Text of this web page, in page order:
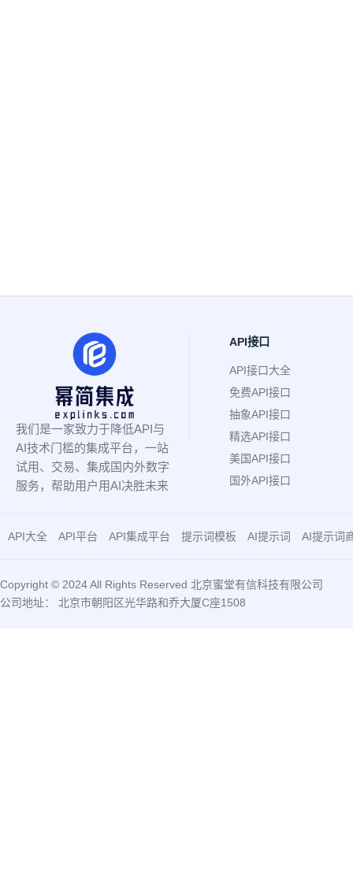
我们是一家致力于降低API与
AI技术门槛的集成平台，一站
试用、交易、集成国内外数字
服务，帮助用户用AI决胜未来
API接口
API接口大全
免费API接口
抽象API接口
精选API接口
美国API接口
国外API接口
API大全 API平台 API集成平台 提示词模板 AI提示词 AI提示词
Copyright © 2024 All Rights Reserved 北京蜜堂有信科技有限公司
公司地址： 北京市朝阳区光华路和乔大厦C座1508